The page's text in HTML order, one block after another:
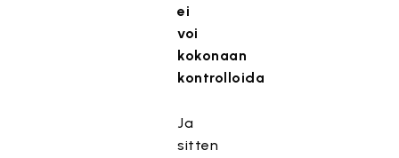
ei
voi
kokonaan
kontrolloida
Ja
sitten